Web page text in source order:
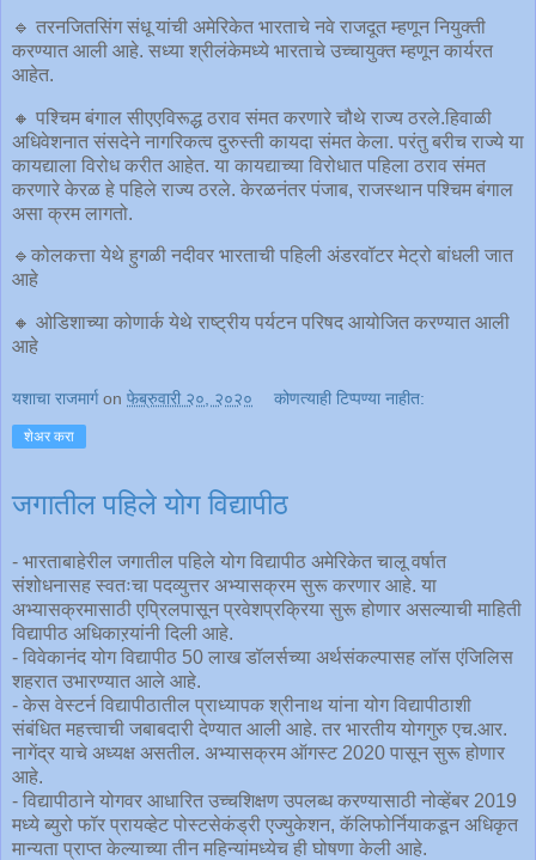
🔹 तरनजितसिंग संधू यांची अमेरिकेत भारताचे नवे राजदूत म्हणून नियुक्ती
करण्यात आली आहे. सध्या श्रीलंकेमध्ये भारताचे उच्चायुक्त म्हणून कार्यरत
आहेत.
🔸 पश्चिम बंगाल सीएएविरूद्ध ठराव संमत करणारे चौथे राज्य ठरले.हिवाळी
अधिवेशनात संसदेने नागरिकत्व दुरुस्ती कायदा संमत केला. परंतु बरीच राज्ये या
कायद्याला विरोध करीत आहेत. या कायद्याच्या विरोधात पहिला ठराव संमत
करणारे केरळ हे पहिले राज्य ठरले. केरळनंतर पंजाब, राजस्थान पश्चिम बंगाल
असा क्रम लागतो.
🔹कोलकत्ता येथे हुगळी नदीवर भारताची पहिली अंडरवॉटर मेट्रो बांधली जात
आहे
🔸 ओडिशाच्या कोणार्क येथे राष्ट्रीय पर्यटन परिषद आयोजित करण्यात आली
आहे
यशाचा राजमार्ग on फेब्रुवारी २०, २०२० कोणत्याही टिप्पण्‍या नाहीत:
शेअर करा
जगातील पहिले योग विद्यापीठ
- भारताबाहेरील जगातील पहिले योग विद्यापीठ अमेरिकेत चालू वर्षात
संशोधनासह स्वतःचा पदव्युत्तर अभ्यासक्रम सुरू करणार आहे. या
अभ्यासक्रमासाठी एप्रिलपासून प्रवेशप्रक्रिया सुरू होणार असल्याची माहिती
विद्यापीठ अधिकाऱयांनी दिली आहे.
- विवेकानंद योग विद्यापीठ 50 लाख डॉलर्सच्या अर्थसंकल्पासह लॉस एंजिलिस
शहरात उभारण्यात आले आहे.
- केस वेस्टर्न विद्यापीठातील प्राध्यापक श्रीनाथ यांना योग विद्यापीठाशी
संबंधित महत्त्वाची जबाबदारी देण्यात आली आहे. तर भारतीय योगगुरु एच.आर.
नागेंद्र याचे अध्यक्ष असतील. अभ्यासक्रम ऑगस्ट 2020 पासून सुरू होणार
आहे.
- विद्यापीठाने योगवर आधारित उच्चशिक्षण उपलब्ध करण्यासाठी नोव्हेंबर 2019
मध्ये ब्युरो फॉर प्रायव्हेट पोस्टसेकंड्री एज्युकेशन, कॅलिफोर्नियाकडून अधिकृत
मान्यता प्राप्त केल्याच्या तीन महिन्यांमध्येच ही घोषणा केली आहे.